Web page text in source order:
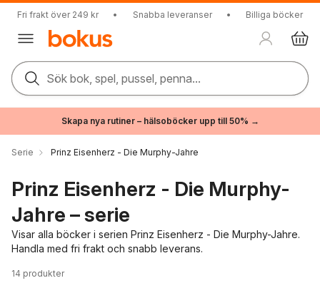
Fri frakt över 249 kr • Snabba leveranser • Billiga böcker
Sök bok, spel, pussel, penna...
Skapa nya rutiner – hälsoböcker upp till 50% →
Serie Prinz Eisenherz - Die Murphy-Jahre
Prinz Eisenherz - Die Murphy-
Jahre – serie
Visar alla böcker i serien Prinz Eisenherz - Die Murphy-Jahre.
Handla med fri frakt och snabb leverans.
14 produkter